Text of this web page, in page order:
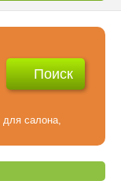
салона